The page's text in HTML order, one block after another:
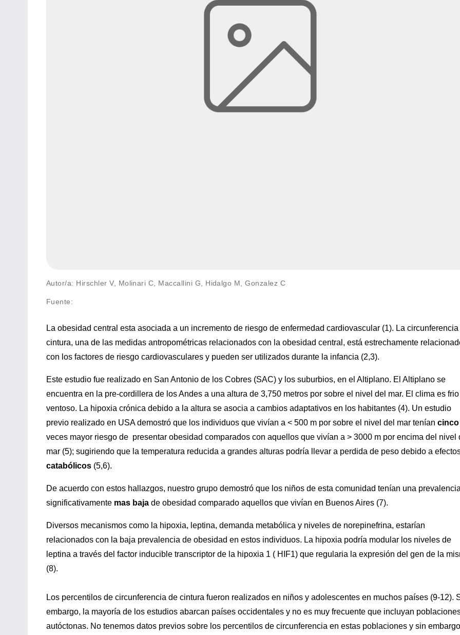
Autor/a: Hirschler V, Molinari C, Maccallini G, Hidalgo M, Gonzalez C
Fuente:
La obesidad central esta asociada a un incremento de riesgo de enfermedad cardiovascular (1). La circunferencia
cintura, una de las medidas antropométricas relacionados con la obesidad central, está estrechamente
con los factores de riesgo cardiovasculares y pueden ser utilizados durante la infancia (2,3).
Este estudio fue realizado en San Antonio de los Cobres (SAC) y los suburbios, en el Altiplano. El Altiplano se
encuentra en la pre-cordillera de los Andes a una altura de 3,750 metros por sobre el nivel del mar. El clima es
ventoso. La hipoxia crónica debido a la altura se asocia a cambios adaptativos en los habitantes (4). Un estudio
previo realizado en USA demostró que los individuos que vivían a < 500 m por sobre el nivel del mar tenían cinco
veces mayor riesgo de presentar obesidad comparados con aquellos que vivían a > 3000 m por encima del nivel
mar (5); sugiriendo que la temperatura reducida a grandes alturas podría llevar a perdida de peso debido a
catabólicos (5,6).
De acuerdo con estos hallazgos, nuestro grupo demostró que los niños de esta comunidad tenían una
significativamente mas baja de obesidad comparado aquellos que vivían en Buenos Aires (7).
Diversos mecanismos como la hipoxia, leptina, demanda metabólica y niveles de norepinefrina, estarían
relacionados con la baja prevalencia de obesidad en estos individuos. La hipoxia podría modular los niveles de
leptina a través del factor inducible transcriptor de la hipoxia 1 ( HIF1) que regularia la expresión del gen de la
(8).
Los percentilos de circunferencia de cintura fueron realizados en niños y adolescentes en muchos países (9-12).
embargo, la mayoría de los estudios abarcan países occidentales y no es muy frecuente que incluyan
autóctonas. No tenemos datos previos sobre los percentilos de circunferencia en estas poblaciones y sin embargo